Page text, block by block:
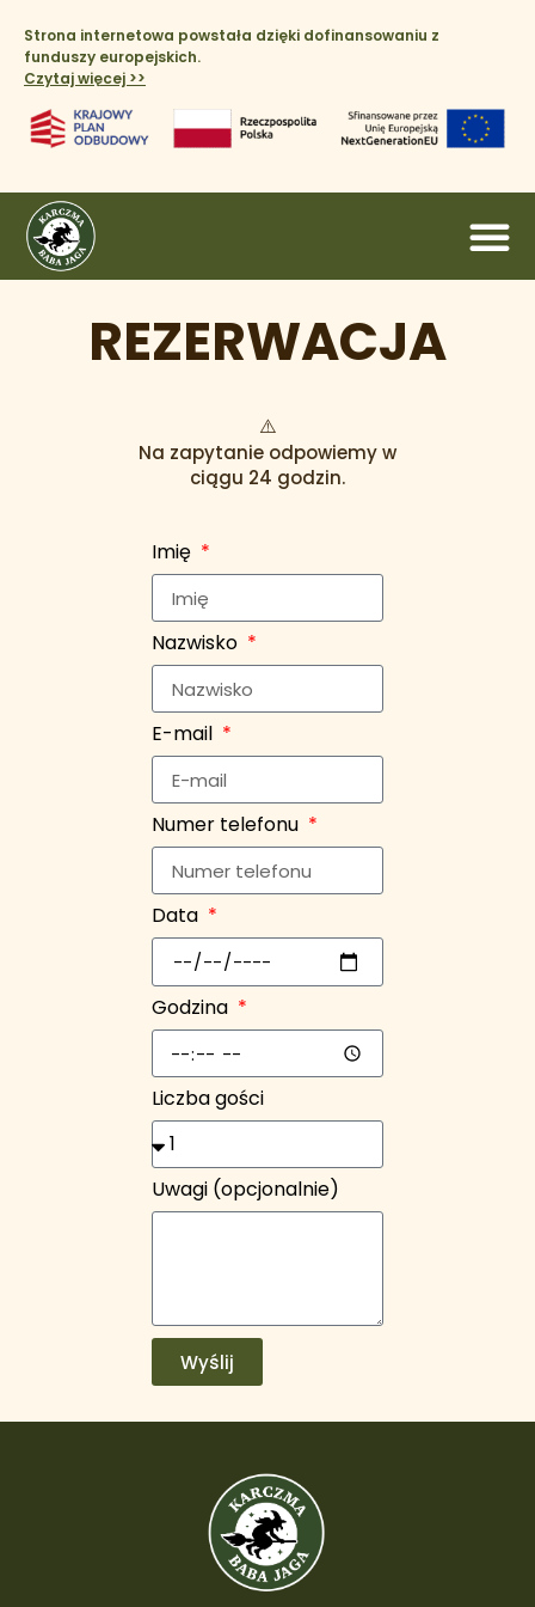
Strona internetowa powstała dzięki dofinansowaniu z
funduszy europejskich.
Czytaj więcej >>​
REZERWACJA
⚠️
Na zapytanie odpowiemy w
ciągu 24 godzin.
Imię
Nazwisko
E-mail
Numer telefonu
Data
Godzina
Liczba gości
Uwagi (opcjonalnie)
Wyślij